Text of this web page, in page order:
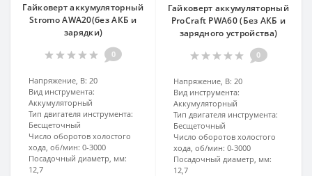
Гайковерт аккумуляторный
Stromo AWA20(без АКБ и
зарядки)
0
Напряжение, В: 20
Вид инструмента:
Аккумуляторный
Тип двигателя инструмента:
Бесщеточный
Число оборотов холостого
хода, об/мин: 0-3000
Посадочный диаметр, мм:
12,7
Гайковерт аккумуляторный
ProCraft PWA60 (Без АКБ и
зарядного устройства)
0
Напряжение, В: 20
Вид инструмента:
Аккумуляторный
Тип двигателя инструмента:
Бесщеточный
Число оборотов холостого
хода, об/мин: 0-3000
Посадочный диаметр, мм:
12,7